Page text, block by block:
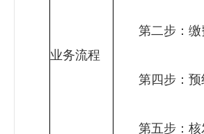
业务流程
第二步：缴
第四步：预
第五步：核